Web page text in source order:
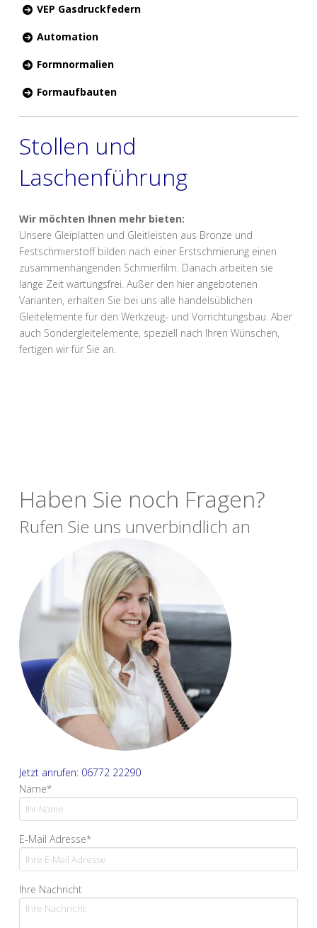
VEP Gasdruckfedern
Automation
Formnormalien
Formaufbauten
Stollen und
Laschenführung
Wir möchten Ihnen mehr bieten:
Unsere Gleiplatten und Gleitleisten aus Bronze und
Festschmierstoff bilden nach einer Erstschmierung einen
zusammenhängenden Schmierfilm. Danach arbeiten sie
lange Zeit wartungsfrei. Außer den hier angebotenen
Varianten, erhalten Sie bei uns alle handelsüblichen
Gleitelemente für den Werkzeug- und Vorrichtungsbau. Aber
auch Sondergleitelemente, speziell nach Ihren Wünschen,
fertigen wir für Sie an.
Haben Sie noch Fragen?
Rufen Sie uns unverbindlich an
Jetzt anrufen: 06772 22290
Name*
E-Mail Adresse*
Ihre Nachricht